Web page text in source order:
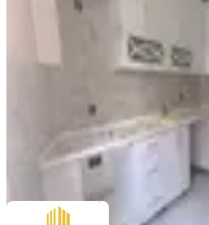
130 m² ·Düz
220.000 ₺
SAĞLAM YAPI GAYRİMENKUL